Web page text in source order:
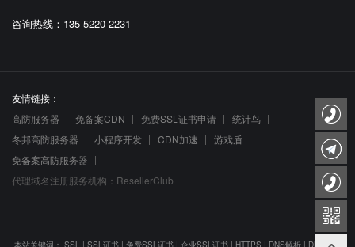
咨询热线：135-5220-2231
友情链接：
高防服务器
免备案CDN 免费SSL证书申请
统计鸟
冬邦高防服务器
小程序开发 CDN加速
游戏盾
免备案高防服务器
代理域名注册服务机构：ResellerClub
本站关键词： SSL | SSL证书 | 免费SSL证书 | 企业SSL证书 | HTTPS | DNS解析 | DNS防劫